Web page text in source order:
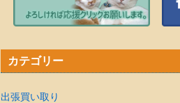
カテゴリー
出張買い取り